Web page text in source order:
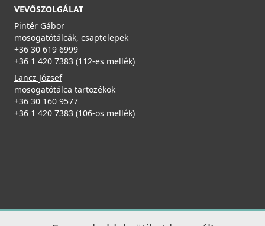
ELLECI - Tisztítószer, zsírtalanító és tisztító spray
mosogatótálcákhoz
DLL01602
VEVŐSZOLGÁLAT
Pintér Gábor
mosogatótálcák, csaptelepek
+36 30 619 6999
+36 1 420 7383 (112-es mellék)
Lancz József
mosogatótálca tartozékok
+36 30 160 9577
+36 1 420 7383 (106-os mellék)